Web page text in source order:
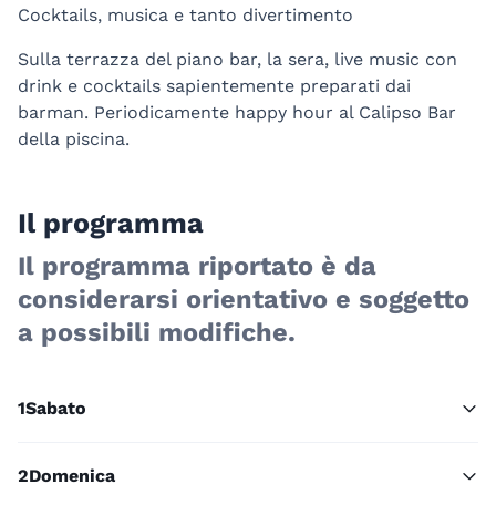
Cocktails, musica e tanto divertimento
Sulla terrazza del piano bar, la sera, live music con
drink e cocktails sapientemente preparati dai
barman. Periodicamente happy hour al Calipso Bar
della piscina.
Il programma
Il programma riportato è da
considerarsi orientativo e soggetto
a possibili modifiche.
1Sabato
2Domenica